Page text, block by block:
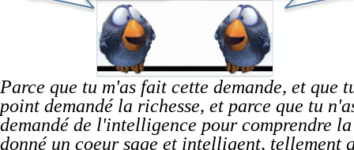
Parce que tu m'as fait cette demande, et que
point demandé la richesse, et parce que tu
demandé de l'intelligence pour comprendre
donné un coeur sage et intelligent, tellement